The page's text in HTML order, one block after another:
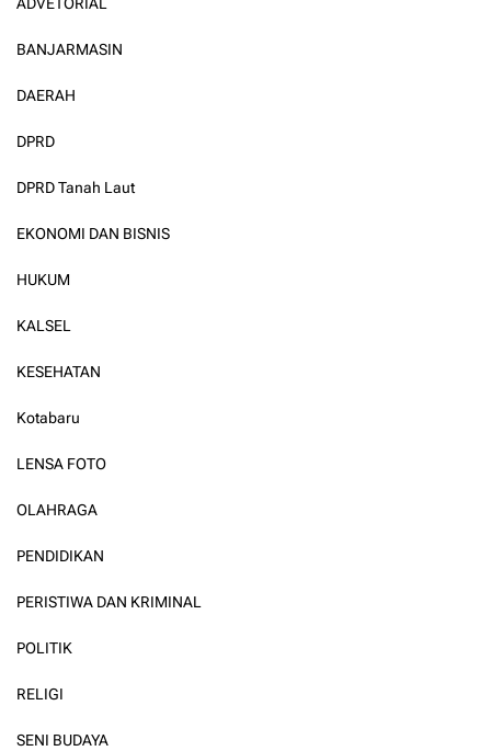
ADVETORIAL
BANJARMASIN
DAERAH
DPRD
DPRD Tanah Laut
EKONOMI DAN BISNIS
HUKUM
KALSEL
KESEHATAN
Kotabaru
LENSA FOTO
OLAHRAGA
PENDIDIKAN
PERISTIWA DAN KRIMINAL
POLITIK
RELIGI
SENI BUDAYA